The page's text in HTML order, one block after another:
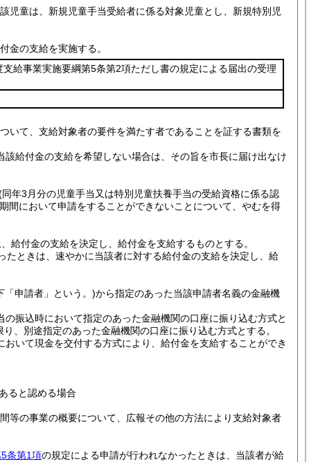
児童は、新規児童手当受給者に係る対象児童とし、新規特別児
金の支給を実施する。
支給事業実施要綱第5条第2項ただし書の規定による届出の受理
いて、支給対象者の要件を満たす者であることを証する書類を
該給付金の支給を希望しない場合は、その旨を市長に届け出なけ
同年3月分の児童手当又は特別児童扶養手当の受給資格に係る認
間において申請をすることができないことについて、やむを得
給付金の支給を決定し、給付金を支給するものとする。
たときは、速やかに当該者に対する給付金の支給を決定し、給
「申請者」という。)から指定のあった当該申請者名義の金融機
振込時において指定のあった金融機関の口座に振り込む方式と
、別途指定のあった金融機関の口座に振り込む方式とする。
いて現金を交付する方式により、給付金を支給することができ
ると認める場合
等の事業の概要について、広報その他の方法により支給対象者
条第1項の規定による申請が行われなかったときは、当該者が給